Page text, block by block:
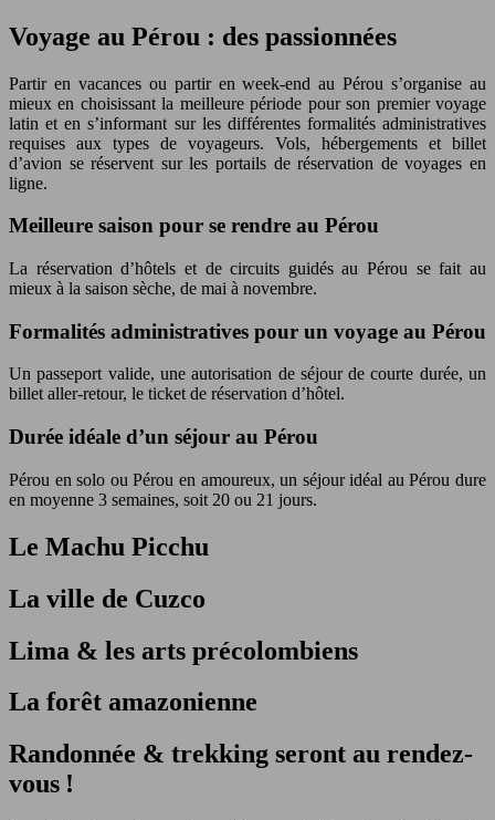
Voyage au Pérou : des passionnées
Partir en vacances ou partir en week-end au Pérou s’organise au
mieux en choisissant la meilleure période pour son premier voyage
latin et en s’informant sur les différentes formalités administratives
requises aux types de voyageurs. Vols, hébergements et billet
d’avion se réservent sur les portails de réservation de voyages en
ligne.
Meilleure saison pour se rendre au Pérou
La réservation d’hôtels et de circuits guidés au Pérou se fait au
mieux à la saison sèche, de mai à novembre.
Formalités administratives pour un voyage au Pérou
Un passeport valide, une autorisation de séjour de courte durée, un
billet aller-retour, le ticket de réservation d’hôtel.
Durée idéale d’un séjour au Pérou
Pérou en solo ou Pérou en amoureux, un séjour idéal au Pérou dure
en moyenne 3 semaines, soit 20 ou 21 jours.
Le Machu Picchu
La ville de Cuzco
Lima & les arts précolombiens
La forêt amazonienne
Randonnée & trekking seront au rendez-
vous !